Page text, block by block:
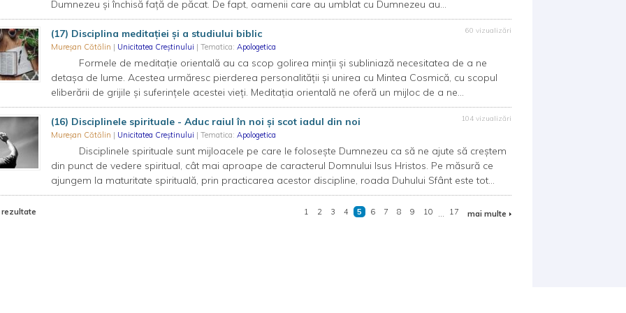
Dumnezeu și închisă față de păcat. De fapt, oamenii care au umblat cu Dumnezeu au...
(17) Disciplina meditației și a studiului biblic
Mureșan Cătălin | Unicitatea Creștinului | Tematica: Apologetica
60 vizualizări
Formele de meditație orientală au ca scop golirea minții și subliniază necesitatea de a ne
detașa de lume. Acestea urmăresc pierderea personalității și unirea cu Mintea Cosmică, cu scopul
eliberării de grijile și suferințele acestei vieți. Meditația orientală ne oferă un mijloc de a ne...
(16) Disciplinele spirituale - Aduc raiul în noi și scot iadul din noi
Mureșan Cătălin | Unicitatea Creștinului | Tematica: Apologetica
104 vizualizări
Disciplinele spirituale sunt mijloacele pe care le folosește Dumnezeu ca să ne ajute să creștem
din punct de vedere spiritual, cât mai aproape de caracterul Domnului Isus Hristos. Pe măsură ce
ajungem la maturitate spirituală, prin practicarea acestor discipline, roada Duhului Sfânt este tot...
1 2 3 4 5 6 7 8 9 10 ... 17 mai multe